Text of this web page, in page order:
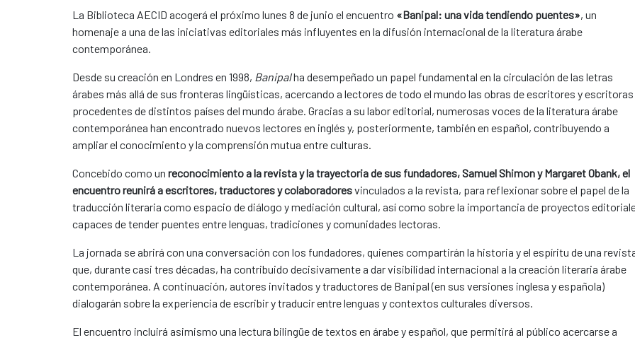
La Biblioteca AECID acogerá el próximo lunes 8 de junio el encuentro «Banipal: una vida tendiendo puentes», un
homenaje a una de las iniciativas editoriales más influyentes en la difusión internacional de la literatura árabe
contemporánea.
Desde su creación en Londres en 1998, Banipalha desempeñado un papel fundamental en la circulación de las letras
árabes más allá de sus fronteras lingüísticas, acercando a lectores de todo el mundo las obras de escritores y escritoras
procedentes de distintos países del mundo árabe. Gracias a su labor editorial, numerosas voces de la literatura árabe
contemporánea han encontrado nuevos lectores en inglés y, posteriormente, también en español, contribuyendo a
ampliar el conocimiento y la comprensión mutua entre culturas.
Concebido como un reconocimiento a la revista y la trayectoria de sus fundadores, Samuel Shimon y Margaret Obank, el
encuentro reunirá a escritores, traductores y colaboradoresvinculados a la revista, para reflexionar sobre el papel de la
traducción literaria como espacio de diálogo y mediación cultural, así como sobre la importancia de proyectos
capaces de tender puentes entre lenguas, tradiciones y comunidades lectoras.
La jornada se abrirá con una conversación con los fundadores, quienes compartirán la historia y el espíritu de una
que, durante casi tres décadas, ha contribuido decisivamente a dar visibilidad internacional a la creación literaria árabe
contemporánea. A continuación, autores invitados y traductores de Banipal (en sus versiones inglesa y española)
dialogarán sobre la experiencia de escribir y traducir entre lenguas y contextos culturales diversos.
El encuentro incluirá asimismo una lectura bilingüe de textos en árabe y español, que permitirá al público acercarse a